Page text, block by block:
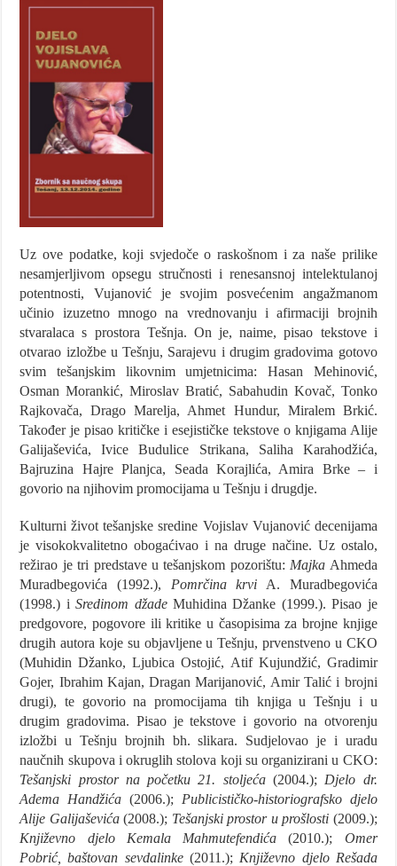
Uz ove podatke, koji svjedoče o raskošnom i za naše prilike
nesamjerljivom opsegu stručnosti i renesansnoj intelektulanoj
potentnosti, Vujanović je svojim posvećenim angažmanom
učinio izuzetno mnogo na vrednovanju i afirmaciji brojnih
stvaralaca s prostora Tešnja. On je, naime, pisao tekstove i
otvarao izložbe u Tešnju, Sarajevu i drugim gradovima gotovo
svim tešanjskim likovnim umjetnicima: Hasan Mehinović,
Osman Morankić, Miroslav Bratić, Sabahudin Kovač, Tonko
Rajkovača, Drago Marelja, Ahmet Hundur, Miralem Brkić.
Također je pisao kritičke i esejističke tekstove o knjigama Alije
Galijaševića, Ivice Budulice Strikana, Saliha Karahodžića,
Bajruzina Hajre Planjca, Seada Korajlića, Amira Brke – i
govorio na njihovim promocijama u Tešnju i drugdje.
Kulturni život tešanjske sredine Vojislav Vujanović decenijama
je visokokvalitetno obogaćivao i na druge načine. Uz ostalo,
režirao je tri predstave u tešanjskom pozorištu: Majka Ahmeda
Muradbegovića (1992.), Pomrčina krvi A. Muradbegovića
(1998.) iSredinom džadeMuhidina Džanke (1999.). Pisao je
predgovore, pogovore ili kritike u časopisima za brojne knjige
drugih autora koje su objavljene u Tešnju, prvenstveno u CKO
(Muhidin Džanko, Ljubica Ostojić, Atif Kujundžić, Gradimir
Gojer, Ibrahim Kajan, Dragan Marijanović, Amir Talić i brojni
drugi), te govorio na promocijama tih knjiga u Tešnju i u
drugim gradovima. Pisao je tekstove i govorio na otvorenju
izložbi u Tešnju brojnih bh. slikara. Sudjelovao je i uradu
naučnih skupova i okruglih stolova koji su organizirani u CKO:
Tešanjski prostor na početku 21. stoljeća(2004.); Djelo dr.
Adema Handžića (2006.); Publicističko-historiografsko djelo
Alije Galijaševića(2008.); Tešanjski prostor u prošlosti (2009.);
Književno djelo Kemala Mahmutefendića (2010.); Omer
Pobrić, baštovan sevdalinke(2011.); Književno djelo Rešada